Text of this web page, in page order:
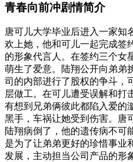
青春向前冲剧情简介
唐可儿大学毕业后进入一家知
欢上她，他和可儿一起完成签
的形象代言人。在签约三个女
萌生了爱意。陆翔公开向弟弟
司的内部进行了股权的争斗，
层做工。在可儿遭受误解和打
有想到兄弟俩彼此都陷入爱的
黑手，车祸让她受到伤害。唐
陆翔病倒了，他的遗传病不可
是为了让弟弟更好的珍惜事业
发展，主动担当公司产品的形